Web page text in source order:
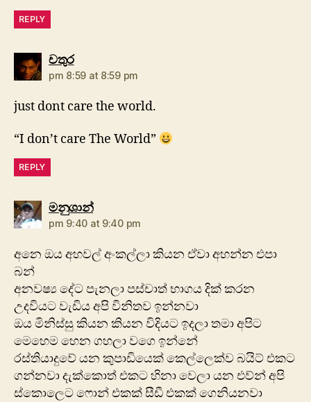
REPLY
චතුරsays:
pm 8:59 at 8:59 pm
just dont care the world.
“I don’t care The World”
REPLY
මනුශාන්says:
pm 9:40 at 9:40 pm
අනෙ ඔය අහවල් අංකල්ලා කියන ඒවා අහන්න එපා
බන්
අනවෂ්‍ය දේට පැනලා පස්චාත් භාගය දික් කරන
උදවියට වැඩිය අපි විනිතව ඉන්නවා
ඔය මිනිස්සු කියන කියන විදියට ඉදලා තමා අපිට
මෙහෙම හෙන ගහලා වගෙ ඉන්නේ
රස්තියාදුවේ යන කුපාඩියෙක් කෙල්ලෙක්ව බයිට් එකට
ගන්නවා දැක්කොත් එකට හිනා වෙලා යන එව්න් අපි
ස්කොලෙට ෆොන් එකක් සීඩී එකක් ගෙනියනවා